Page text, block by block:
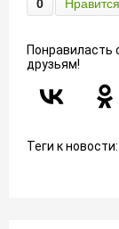
0 Нравится
Понравиласть
друзьям!
Теги к новости: